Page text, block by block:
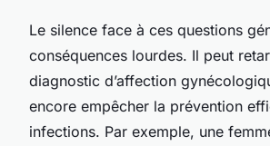
Le silence face à ces questions
conséquences lourdes. Il peut
diagnostic d’affection
encore empêcher la prévention
infections. Par exemple, une